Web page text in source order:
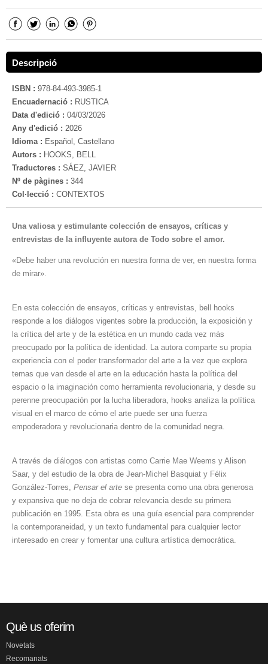
Descripció
ISBN : 978-84-493-3985-1
Encuadernació : RUSTICA
Data d'edició : 04/03/2026
Any d'edició : 2026
Idioma : Español, Castellano
Autors : HOOKS, BELL
Traductores : SÁEZ, JAVIER
Nº de pàgines : 344
Col·lecció : CONTEXTOS
Una valiosa y estimulante colección de ensayos, críticas y
entrevistas de la influyente autora de Todo sobre el amor.
«Debe haber una revolución en nuestra forma de ver, en nuestra forma
de mirar».
En esta colección de ensayos, críticas y entrevistas, bell hooks
responde a los diálogos vigentes sobre la producción, la exposición y
la crítica del arte y de la estética en un mundo cada vez más
preocupado por la política de identidad. La autora comparte su propia
experiencia con el poder transformador del arte a la vez que explora
temas que van desde el arte en la educación hasta la política del
espacio o la imaginación como herramienta revolucionaria, y desde su
perenne preocupación por la lucha liberadora, hooks analiza la política
visual en el marco de cómo el arte puede ser una fuerza
empoderadora y revolucionaria dentro de la comunidad negra.
A través de diálogos con artistas como Carrie Mae Weems y Alison
Saar, y del estudio de la obra de Jean-Michel Basquiat y Félix
González-Torres, Pensar el arte se presenta como una obra generosa
y expansiva que no deja de cobrar relevancia desde su primera
publicación en 1995. Esta obra es una guía esencial para comprender
la contemporaneidad, y un texto fundamental para cualquier lector
interesado en crear y fomentar una cultura artística democrática.
Què us oferim
Novetats
Recomanats